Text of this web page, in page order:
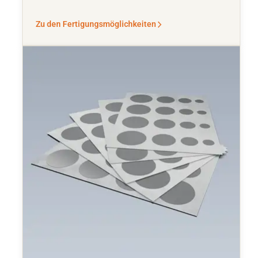
Zu den Fertigungsmöglichkeiten